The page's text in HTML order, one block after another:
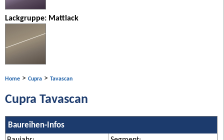
Lackgruppe: Mattlack
Home > Cupra > Tavascan
Cupra Tavascan
Baureihen-Infos